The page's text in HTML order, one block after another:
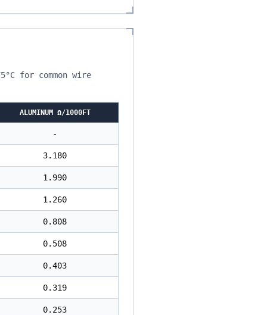
for common wire
ALUMINUM Ω/1000FT
-
3.180
1.990
1.260
0.808
0.508
0.403
0.319
0.253